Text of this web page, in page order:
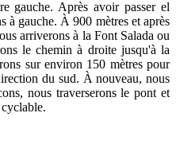
gauche. Après avoir passer el
à gauche. À 900 mètres et après
arriverons à la Font Salada ou
le chemin à droite jusqu'à la
sur environ 150 mètres pour
du sud. À nouveau, nous
nous traverserons le pont et